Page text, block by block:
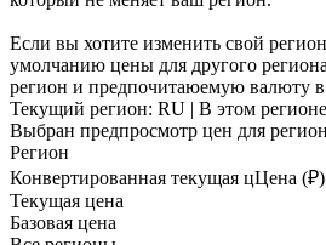
Если вы хотите изменить свой
умолчанию цены для другого
регион и предпочитаюемую валюту в
Текущий регион: RU | В этом
Выбран предпросмотр цен для
Регион
Конвертированная текущая цЦена (₽)
Текущая цена
Базовая цена